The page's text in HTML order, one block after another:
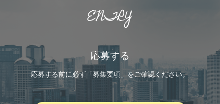
ENTRY
応募する
応募する前に必ず「募集要項」をご確認ください。